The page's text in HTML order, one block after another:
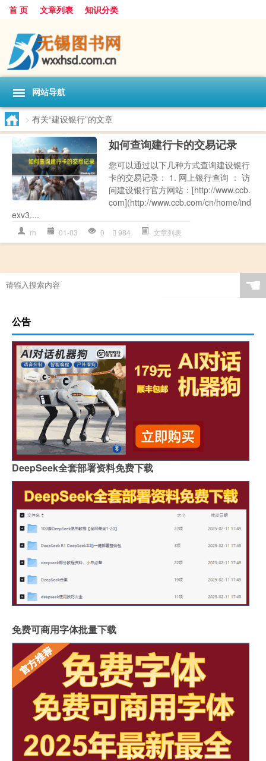
首 页 文章列表 知识分类
网站导航
> 有关“建设银行”的文章
如何查询建行卡的交易记录
您可以通过以下几种方式查询建设银行
卡的交易记录： 1. 网上银行查询 ： 访
问建设银行官方网站：[http://www.ccb.
com](http://www.ccb.com/cn/home/ind
exv3....
rh 01-03 0 984 文章列表
☚
公告
DeepSeek全套部署资料免费下载
免费可商用字体批量下载